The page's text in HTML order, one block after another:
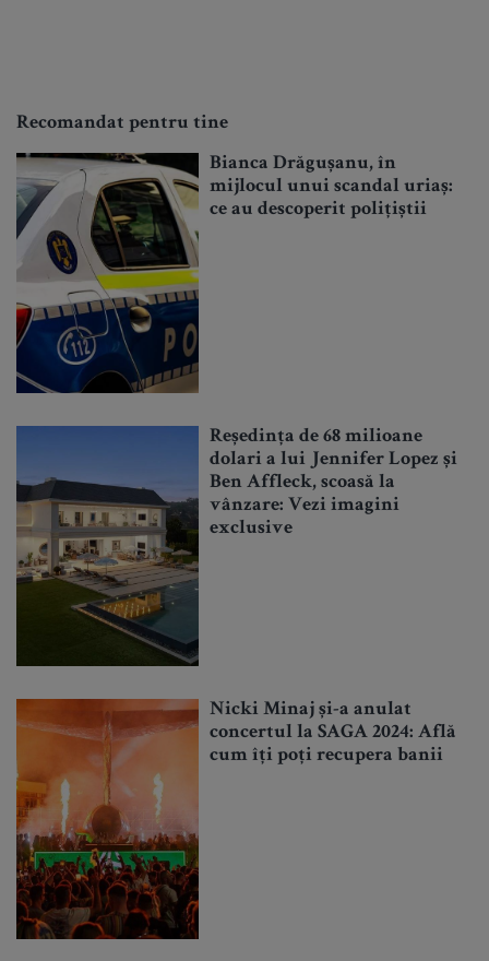
Recomandat pentru tine
Bianca Drăgușanu, în
mijlocul unui scandal uriaș:
ce au descoperit polițiștii
Reședința de 68 milioane
dolari a lui Jennifer Lopez și
Ben Affleck, scoasă la
vânzare: Vezi imagini
exclusive
Nicki Minaj și-a anulat
concertul la SAGA 2024: Află
cum îți poți recupera banii